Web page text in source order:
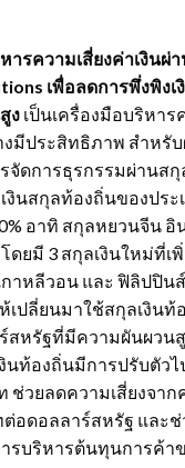
รความเสี่ยงค่าเงินผ่
เพื่อลดการพึ่งพิง
ง เป็นเครื่องมือบริหาร
งมีประสิทธิภาพ สำหรับ
จัดการธุรกรรมผ่านสกุ
งินสกุลท้องถิ่นของปร
อาทิ สกุลหยวนจีน อิ
โดยมี 3 สกุลเงินใหม่ที่เ
กาหลีวอน และ ฟิลิปปิน
เปลี่ยนมาใช้สกุลเงินท้
สหรัฐที่มีความผันผวน
นท้องถิ่นมีการปรับตัว
ช่วยลดความเสี่ยงจา
อดอลลาร์สหรัฐ และช่
รบริหารต้นทุนการค้า